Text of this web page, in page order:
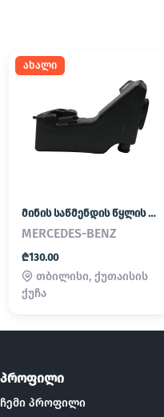
ახალი
მინის საწმენდის წყლის ავზი
MERCEDES-BENZ
₾130.00
თბილისი, ქუთაისის
ქუჩა
პროფილი
ჩემი პროფილი